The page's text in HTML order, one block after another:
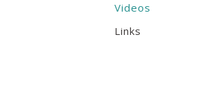
Videos
Links